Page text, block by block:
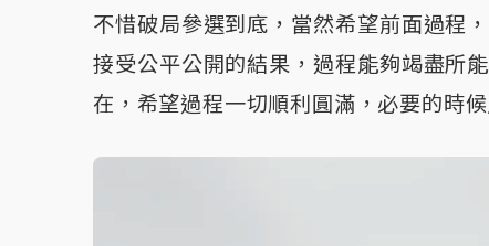
不惜破局參選到底，當然希望前面過程
接受公平公開的結果，過程能夠竭盡所
在，希望過程一切順利圓滿，必要的時